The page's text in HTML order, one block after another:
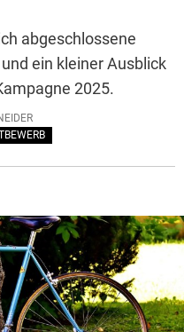
abgeschlossene
ein kleiner Ausblick
2025.